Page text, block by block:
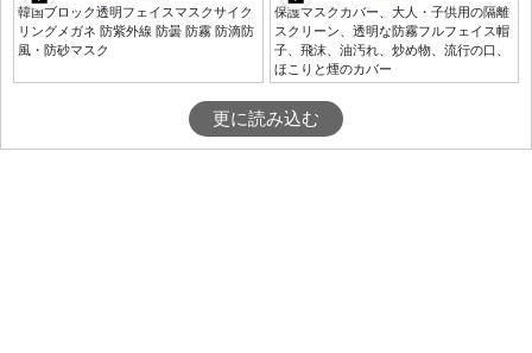
韓国ブロック透明フェイスマスクサイク
リングメガネ 防紫外線 防曇 防霧 防滴防
風・防砂マスク
保護マスクカバー、大人・子供用の隔離
スクリーン、透明な防霧フルフェイス帽
子、飛沫、油汚れ、炒め物、流行の口、
ほこりと煙のカバー
更に読み込む